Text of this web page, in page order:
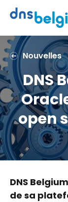
DNS Belgium
Nouvelles
DNS
open
DNS
de sa